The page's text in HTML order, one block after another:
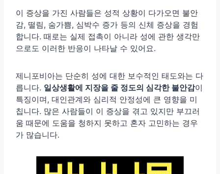
이 증상을 가진 사람들은 성적 상황이 다가오면 불안
감, 떨림, 숨가쁨, 심박수 증가 등의 신체 증상을 경험
합니다. 때로는 실제 접촉이 아니라 성에 관한 생각만
으로도 이러한 반응이 나타날 수 있어요.
제니포비아는 단순히 성에 대한 보수적인 태도와는 다
릅니다. 일상생활에 지장을 줄 정도의 심각한 불안감이
특징이며, 대인관계와 심리적 안정성에 큰 영향을 미
칩니다. 많은 사람들이 이 증상을 겪고 있지만 부끄러
움 때문에 도움을 청하지 못하고 혼자 고민하는 경우
가 많습니다.